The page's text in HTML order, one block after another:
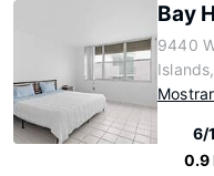
Bay
9440
6/
0.9